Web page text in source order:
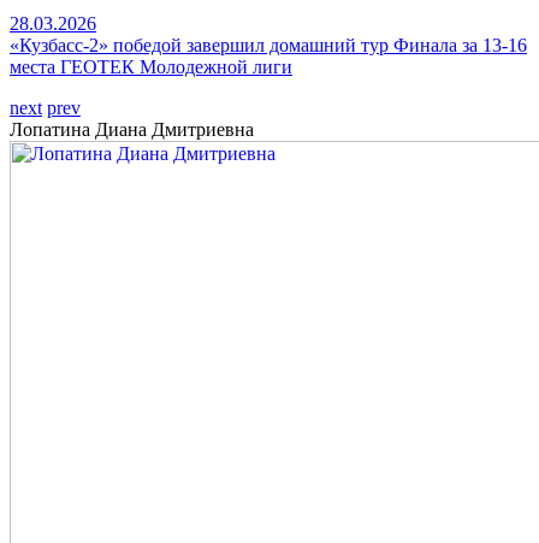
28.03.2026
«Кузбасс-2» победой завершил домашний тур Финала за 13-16
места ГЕОТЕК Молодежной лиги
next prev
Лопатина Диана Дмитриевна